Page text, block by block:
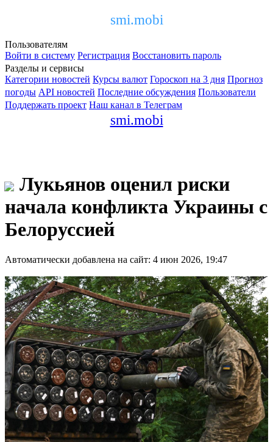
smi.mobi
Пользователям
Войти в систему Регистрация Восстановить пароль
Разделы и сервисы
Категории новостей Курсы валют Гороскоп на 3 дня Прогноз
погоды API новостей Последние обсуждения Пользователи
Поддержать проект Наш канал в Телеграм
smi.mobi
Лукьянов оценил риски
начала конфликта Украины с
Белоруссией
Автоматически добавлена на сайт: 4 июн 2026, 19:47